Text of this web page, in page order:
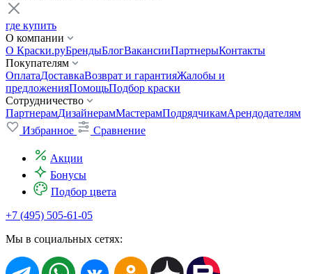
где купить
О компании
О Краски.руБрендыБлогВакансииПартнерыКонтакты
Покупателям
ОплатаДоставкаВозврат и гарантияЖалобы и
предложенияПомощьПодбор краски
Сотрудничество
ПартнерамДизайнерамМастерамПодрядчикамАрендодателям
Избранное
Сравнение
Акции
Бонусы
Подбор цвета
+7 (495) 505-61-05
Мы в социальных сетях: